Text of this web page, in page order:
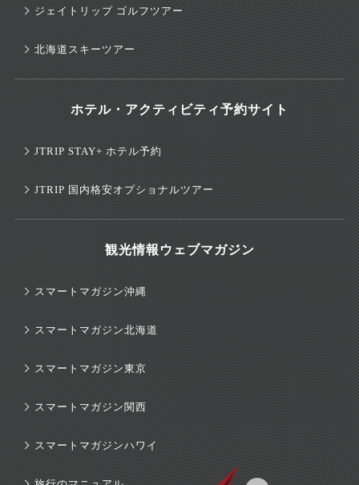
ジェイトリップ ゴルフツアー
北海道スキーツアー
ホテル・アクティビティ予約サイト
JTRIP STAY+ ホテル予約
JTRIP 国内格安オプショナルツアー
観光情報ウェブマガジン
スマートマガジン沖縄
スマートマガジン北海道
スマートマガジン東京
スマートマガジン関西
スマートマガジンハワイ